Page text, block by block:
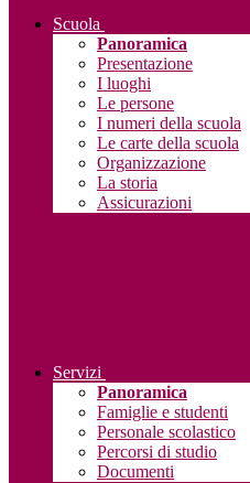
Scuola
Panoramica
Presentazione
I luoghi
Le persone
I numeri della scuola
Le carte della scuola
Organizzazione
La storia
Assicurazioni
Servizi
Panoramica
Famiglie e studenti
Personale scolastico
Percorsi di studio
Documenti